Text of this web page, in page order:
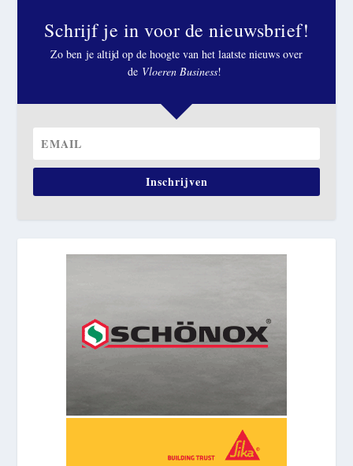
Schrijf je in voor de nieuwsbrief!
Zo ben je altijd op de hoogte van het laatste nieuws over
de Vloeren Business!
Inschrijven